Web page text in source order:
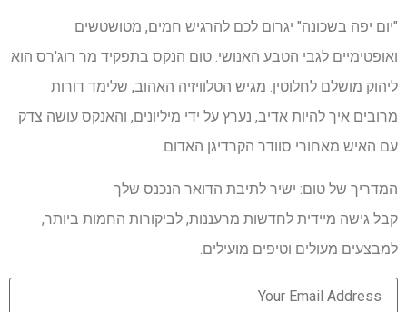
"יום יפה בשכונה" יגרום לכם להרגיש חמים, מטושטשים
ואופטימיים לגבי הטבע האנושי. טום הנקס בתפקיד מר רוג'רס הוא
ליהוק מושלם לחלוטין. מגיש הטלוויזיה האהוב, שלימד דורות
מרובים איך להיות אדיב, נערץ על ידי מיליונים, והאנקס עושה צדק
עם האיש מאחורי סוודר הקרדיגן האדום.
המדריך של טום: ישיר לתיבת הדואר הנכנס שלך
קבל גישה מיידית לחדשות מרעננות, לביקורות החמות ביותר,
למבצעים מעולים וטיפים מועילים.